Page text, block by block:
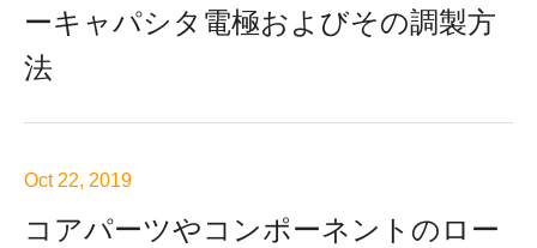
ーキャパシタ電極およびその調製方
法
Oct 22, 2019
コアパーツやコンポーネントのロー